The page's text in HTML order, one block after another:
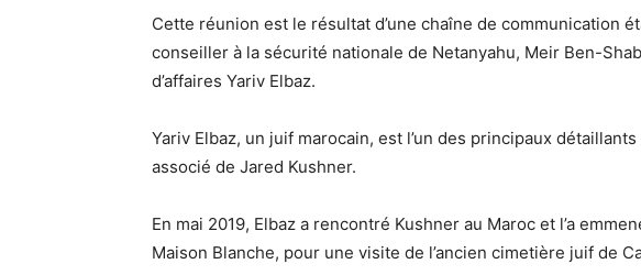
Cette réunion est le résultat d’une chaîne de communication
conseiller à la sécurité nationale de Netanyahu, Meir Ben-
d’affaires Yariv Elbaz.
Yariv Elbaz, un juif marocain, est l’un des principaux
associé de Jared Kushner.
En mai 2019, Elbaz a rencontré Kushner au Maroc et l’a
Maison Blanche, pour une visite de l’ancien cimetière juif de